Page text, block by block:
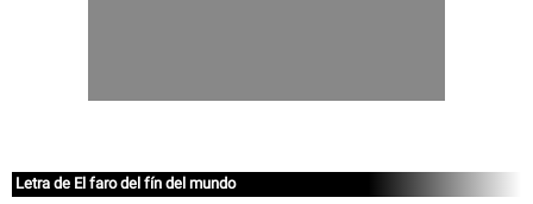
Letra de El faro del fín del mundo